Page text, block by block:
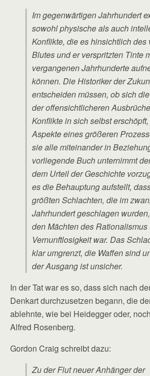
Im gegenwärtigen Jahrhundert
sowohl physische als auch
Konflikte, die es hinsichtlich des
Blutes und er verspritzten Tinte
vergangenen Jahrhunderte
können. Die Historiker der
entscheiden müssen, ob sich
der offensichtlicheren
Konflikte in sich selbst
Aspekte eines größeren
sie alle miteinander in
vorliegende Buch unternimmt
dem Urteil der Geschichte
es die Behauptung aufstellt,
größten Schlachten, die im
Jahrhundert geschlagen
den Mächten des
Vernunftlosigkeit war. Das
klar umgrenzt, die Waffen sind
der Ausgang ist unsicher.
In der Tat war es so, dass sich nach
Denkart durchzusetzen begann, die
ablehnte, wie bei Heidegger oder,
Alfred Rosenberg.
Gordon Craig schreibt dazu:
Zu der Flut neuer Anhänger der